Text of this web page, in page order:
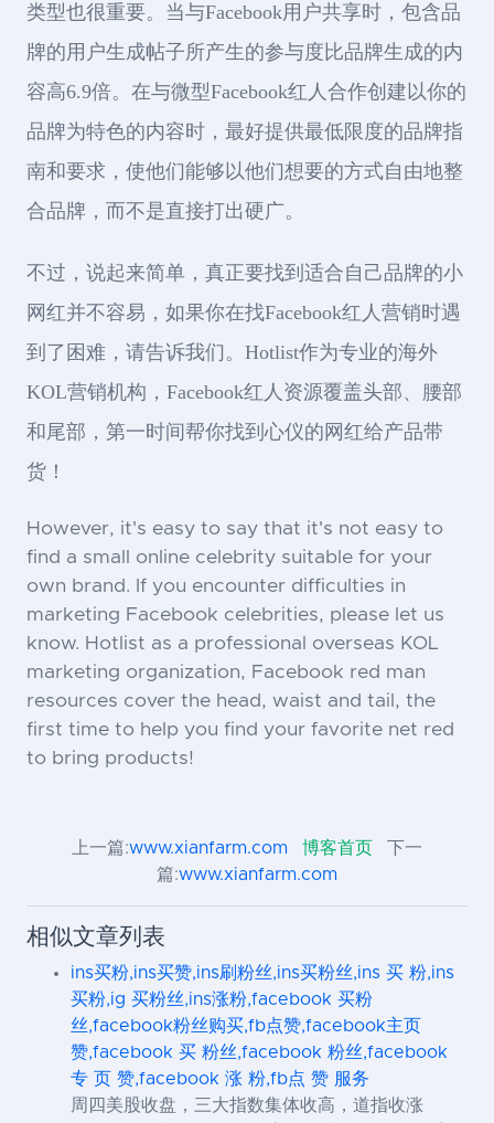
类型也很重要。当与Facebook用户共享时，包含品
牌的用户生成帖子所产生的参与度比品牌生成的内
容高6.9倍。在与微型Facebook红人合作创建以你的
品牌为特色的内容时，最好提供最低限度的品牌指
南和要求，使他们能够以他们想要的方式自由地整
合品牌，而不是直接打出硬广。
不过，说起来简单，真正要找到适合自己品牌的小
网红并不容易，如果你在找Facebook红人营销时遇
到了困难，请告诉我们。Hotlist作为专业的海外
KOL营销机构，Facebook红人资源覆盖头部、腰部
和尾部，第一时间帮你找到心仪的网红给产品带
货！
However, it's easy to say that it's not easy to
find a small online celebrity suitable for your
own brand. If you encounter difficulties in
marketing Facebook celebrities, please let us
know. Hotlist as a professional overseas KOL
marketing organization, Facebook red man
resources cover the head, waist and tail, the
first time to help you find your favorite net red
to bring products!
上一篇:www.xianfarm.com 博客首页
下一
篇:www.xianfarm.com
相似文章列表
ins买粉,ins买赞,ins刷粉丝,ins买粉丝,ins 买 粉,ins
买粉,ig 买粉丝,ins涨粉,facebook 买粉
丝,facebook粉丝购买,fb点赞,facebook主页
赞,facebook 买 粉丝,facebook 粉丝,facebook
专 页 赞,facebook 涨 粉,fb点 赞 服务
周四美股收盘，三大指数集体收高，道指收涨